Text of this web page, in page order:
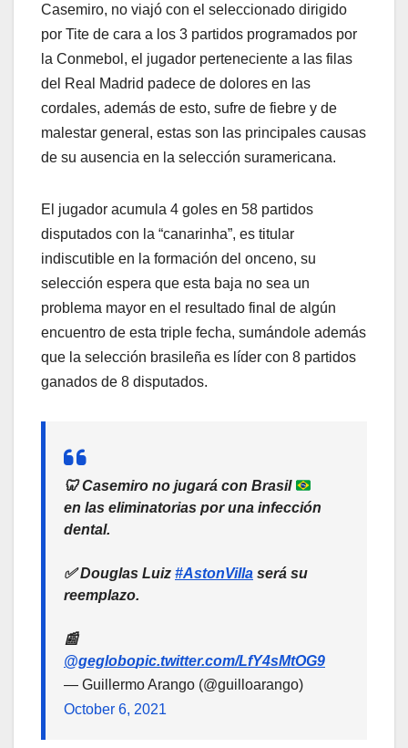
Casemiro, no viajó con el seleccionado dirigido
por Tite de cara a los 3 partidos programados por
la Conmebol, el jugador perteneciente a las filas
del Real Madrid padece de dolores en las
cordales, además de esto, sufre de fiebre y de
malestar general, estas son las principales causas
de su ausencia en la selección suramericana.
El jugador acumula 4 goles en 58 partidos
disputados con la “canarinha”, es titular
indiscutible en la formación del onceno, su
selección espera que esta baja no sea un
problema mayor en el resultado final de algún
encuentro de esta triple fecha, sumándole además
que la selección brasileña es líder con 8 partidos
ganados de 8 disputados.
🦷Casemiro no jugará con Brasil
en las eliminatorias por una infección
dental.
✅ Douglas Luiz #AstonVilla será su
reemplazo.
📰
@geglobopic.twitter.com/LfY4sMtOG9
— Guillermo Arango (@guilloarango)
October 6, 2021